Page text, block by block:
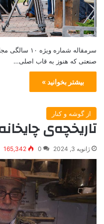
سرمقاله
صنعتی که هنوز به قاب اصلی…
بیشتر بخوانید »
از گوشه و کنار
تاریخچه‌ی
ژانویه 3, 2024 0
165,342